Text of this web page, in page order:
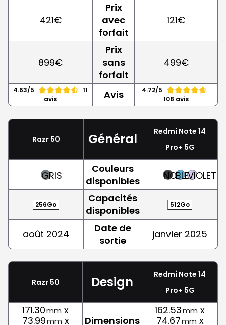
421€
Prix
avec
forfait
121€
899€
Prix
sans
forfait
499€
4.63/5
11
avis
Avis
4.72/5
108 avis
Razr 50 Général
Redmi Note 14
Pro+ 5G
GRIS
Couleurs
disponibles
NOIRBLEUVIOLET
256Go
Capacités
disponibles
512Go
août 2024
Date de
sortie
janvier 2025
Razr 50 Design
Redmi Note 14
Pro+ 5G
171.30mm x
73.99mm x
Dimensions
162.53mm x
74.67mm x